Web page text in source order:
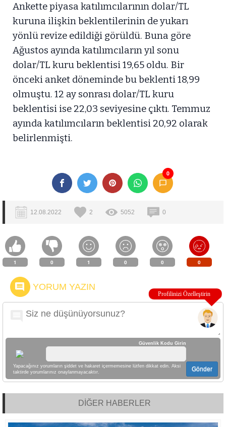
Ankette piyasa katılımcılarının dolar/TL
kuruna ilişkin beklentilerinin de yukarı
yönlü revize edildiği görüldü. Buna göre
Ağustos ayında katılımcıların yıl sonu
dolar/TL kuru beklentisi 19,65 oldu. Bir
önceki anket döneminde bu beklenti 18,99
olmuştu. 12 ay sonrası dolar/TL kuru
beklentisi ise 22,03 seviyesine çıktı. Temmuz
ayında katılımcıların beklentisi 20,92 olarak
belirlenmişti.
0
12.08.2022 2 5052 0
1 0 1 0 0 0
YORUM YAZIN
Güvenlik Kodu Girin
Yapacağınız yorumların şiddet ve hakaret içermemesine lütfen dikkat edin. Aksi
taktirde yorumlarınız onaylanmayacaktır.
Gönder
DİĞER HABERLER